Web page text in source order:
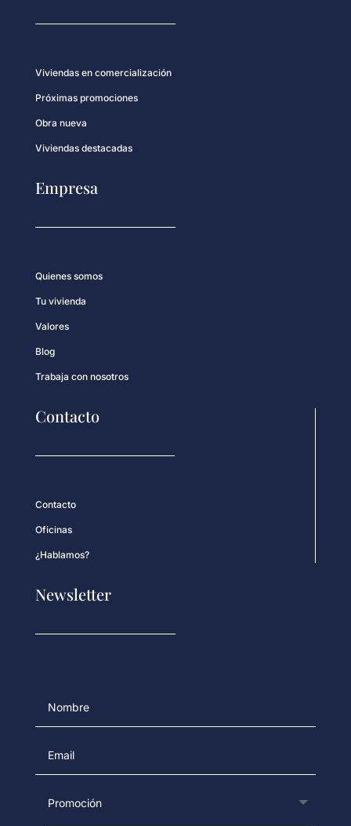
Viviendas en comercialización
Próximas promociones
Obra nueva
Viviendas destacadas
Empresa
Quienes somos
Tu vivienda
Valores
Blog
Trabaja con nosotros
Contacto
Contacto
Oficinas
¿Hablamos?
Newsletter